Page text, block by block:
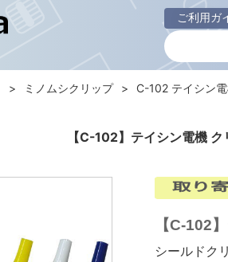
ご利用ガ
【C-102】テイシン電機 ク
ミノムシクリップ C-102 テイシン
【C-102
シールドク